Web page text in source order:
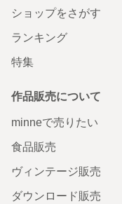
ショップをさがす
ランキング
特集
作品販売について
minneで売りたい
食品販売
ヴィンテージ販売
ダウンロード販売